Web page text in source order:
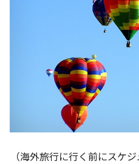
（海外旅行に行く前にスケ